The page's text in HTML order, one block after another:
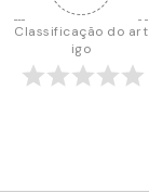
Classificação do art
igo